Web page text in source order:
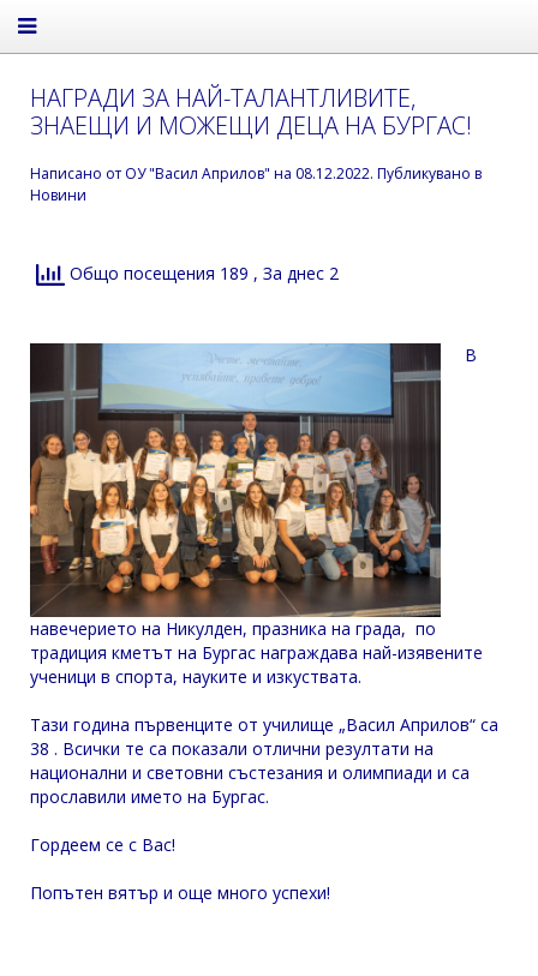
НАГРАДИ ЗА НАЙ-ТАЛАНТЛИВИТЕ,
ЗНАЕЩИ И МОЖЕЩИ ДЕЦА НА БУРГАС!
Написано от ОУ "Васил Априлов" на 08.12.2022. Публикувано в
Новини
Общо посещения 189 , За днес 2
В
навечерието на Никулден, празника на града, по
традиция кметът на Бургас награждава най-изявените
ученици в спорта, науките и изкуствата.
Тази година първенците от училище „Васил Априлов“ са
38 . Всички те са показали отлични резултати на
национални и световни състезания и олимпиади и са
прославили името на Бургас.
Гордеем се с Вас!
Попътен вятър и още много успехи!